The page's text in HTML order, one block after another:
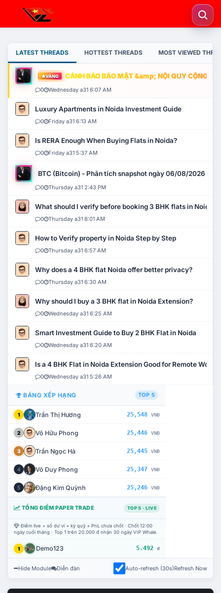
LATEST THREADS HOTTEST THREADS MOST VIEWED
VÀNG CẢNH BÁO BẢO MẬT &amp; NỘI QUY CỘNG
0 Wednesday a31 6:07 AM
Luxury Apartments in Noida Investment Guide
0 Friday a31 6:13 AM
Is RERA Enough When Buying Flats in Noida?
0 Friday a31 5:37 AM
BTC (Bitcoin) - Phân tích snapshot ngày 06/08/2026
0 Thursday a31 2:43 PM
What should I verify before booking 3 BHK flats in Noida?
0 Thursday a31 8:01 AM
How to Verify property in Noida Step by Step
0 Thursday a31 6:57 AM
Why does a 4 BHK flat Noida offer better privacy?
0 Thursday a31 6:30 AM
Why should I buy a 3 BHK flat in Noida Extension?
0 Wednesday a31 6:25 AM
Smart Investment Guide to Buy 2 BHK Flat in Noida
0 Wednesday a31 6:20 AM
Is a 4 BHK Flat in Noida Extension Good for Remote Work?
0 Wednesday a31 5:26 AM
BẢNG XẾP HẠNG TOP 5
1 Trần Thị Hương 25,548 VNĐ
2 Võ Hữu Phong 25,446 VNĐ
3 Trần Ngọc Hà 25,445 VNĐ
4 Võ Duy Phong 25,347 VNĐ
5 Đặng Kim Quỳnh 25,246 VNĐ
TỔNG ĐIỂM PAPER TRADE TOP 5 · LIVE
Điểm live = số dư ví + ký quỹ + PnL chưa chốt · Chốt 12:00
ngày cuối tháng · Top 1 trên 20.000 đ nhận 30 ngày VIP Whale.
1 Demo123 5.492 đ
Hide Module Diễn đàn Auto-refresh (30s)Refresh Now